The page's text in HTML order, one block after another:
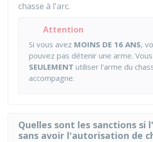
chasse à l'arc.
Attention
Si vous avez MOINS DE 16 ANS,
pouvez pas détenir une arme.
SEULEMENT utiliser l'arme du
accompagne.
Quelles sont les sanctions si
sans avoir l'autorisation de